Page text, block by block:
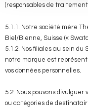
(responsables de
5.1.1. Notre société mère
Biel/Bienne, Suisse («
5.1.2. Nos filiales au sein du
notre marque est
vos données personnelles.
5.2. Nous pouvons
ou catégories de